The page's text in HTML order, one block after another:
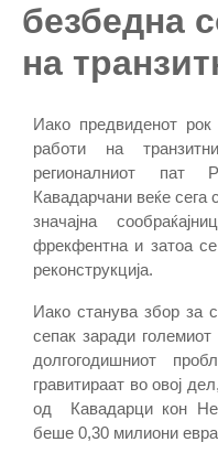
безбедна
на
Иако предвиденот
работи на
регионалниот
Кавадарчани веќе сега
значајна
фрекфентна и затоа
реконструкција.
Иако станува збор за
сепак заради
долгогодишниот
гравитираат во овој
од Кавадарци кон
беше 0,30 милиони